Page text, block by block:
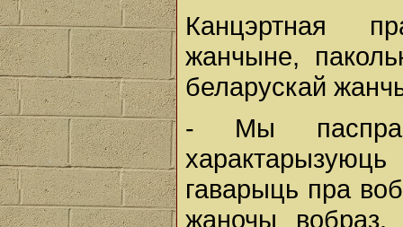
Канцэртная
жанчыне,
беларускай
- Мы
гаварыць пра
жаночы